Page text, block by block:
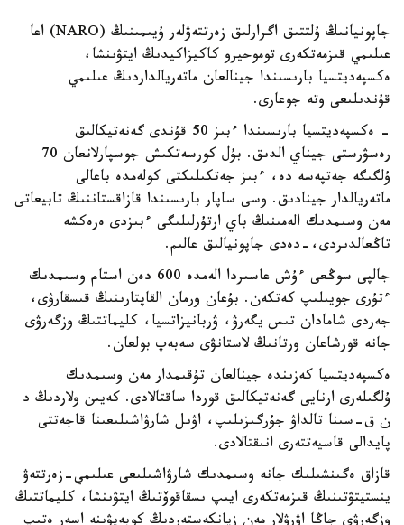
جاپونيانىڭ ۇلتتىق اگرارلىق زەرتتەۋلەر ۇيىمىنىڭ (NARO) اعا
عىلىمي قىزمەتكەرى توموحيرو كاكيزاكيدىڭ ايتۋىنشا،
ەكسپەديتسيا بارىسىندا جينالعان ماتەريالداردىڭ عىلىمي
قۇندىلىعى وتە جوعارى.
- ەكسپەديتسيا بارىسىندا ءبىز 50 قۇندى گەنەتيكالىق
رەسۋرستى جيناي الدىق. بۇل كورسەتكىش جوسپارلانعان 70
ۇلگىگە جەتپەسە دە، ءبىز جەتكىلىكتى كولەمدە باعالى
ماتەريالدار جينادىق. وسى ساپار بارىسىندا قازاقستاننىڭ تابيعاتى
مەن وسىمدىك الەمىنىڭ باي ارتۇرلىلىگى ءبىزدى ەرەكشە
تاڭعالدىردى،-دەدى جاپونيالىق عالىم.
جالپى سوڭعى ءۇش عاسىردا الەمدە 600 دەن استام وسىمدىك
ءتۇرى جويىلىپ كەتكەن. بۇعان ورمان القاپتارىنىڭ قىسقارۋى،
جەردى شامادان تىس يگەرۋ، ۋربانيزاتسيا، كليماتتىڭ وزگەرۋى
جانە قورشاعان ورتانىڭ لاستانۋى سەبەپ بولعان.
ەكسپەديتسيا كەزىندە جينالعان تۇقىمدار مەن وسىمدىك
ۇلگىلەرى ارنايى گەنەتيكالىق قوردا ساقتالادى. كەيىن ولاردىڭ د
ن ق-سىنا تالداۋ جۇرگىزىلىپ، اۋىل شارۋاشىلىعىنا قاجەتتى
پايدالى قاسيەتتەرى انىقتالادى.
قازاق ەگىنشىلىك جانە وسىمدىك شارۋاشىلىعى عىلىمي-زەرتتەۋ
ينستيتۋتىنىڭ قىزمەتكەرى ايىپ ىسقاقوۆتىڭ ايتۋىنشا، كليماتتىڭ